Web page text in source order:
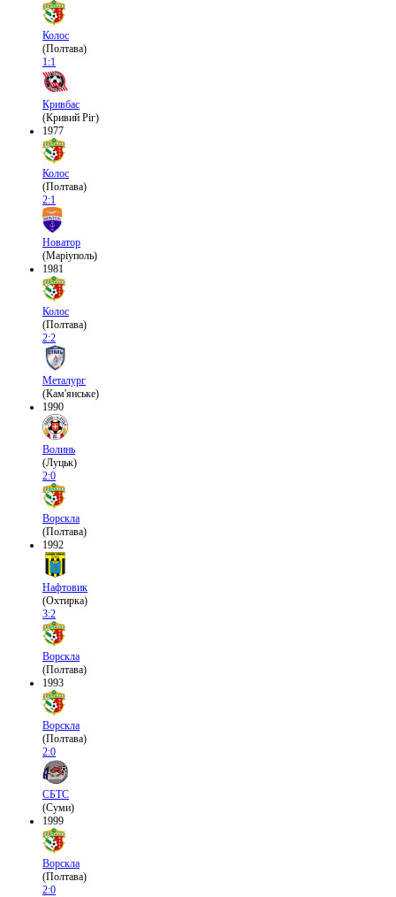
Колос
(Полтава)
1:1
Кривбас
(Кривий Ріг)
1977
Колос
(Полтава)
2:1
Новатор
(Маріуполь)
1981
Колос
(Полтава)
2:2
Металург
(Кам'янське)
1990
Волинь
(Луцьк)
2:0
Ворскла
(Полтава)
1992
Нафтовик
(Охтирка)
3:2
Ворскла
(Полтава)
1993
Ворскла
(Полтава)
2:0
СБТС
(Суми)
1999
Ворскла
(Полтава)
2:0